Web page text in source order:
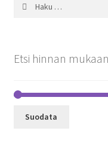
Etsi hinnan mukaan
Suodata